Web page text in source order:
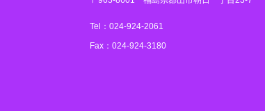
Tel：024-924-2061
Fax：024-924-3180